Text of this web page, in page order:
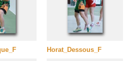
Horat_Dessous_F